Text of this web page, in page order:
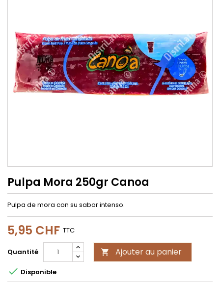
Pulpa Mora 250gr Canoa
Pulpa de mora con su sabor intenso.
5,95 CHF TTC
Quantité  Ajouter au panier
 Disponible